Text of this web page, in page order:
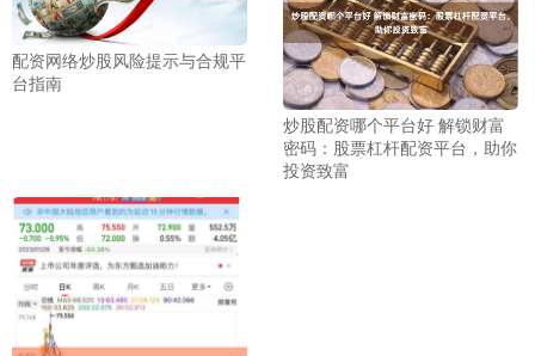
配资网络炒股风险提示与合规平
台指南
炒股配资哪个平台好 解锁财富
密码：股票杠杆配资平台，助你
投资致富